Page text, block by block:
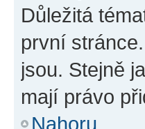
Důležitá
první
jsou. Stejně
mají právo
Nahoru